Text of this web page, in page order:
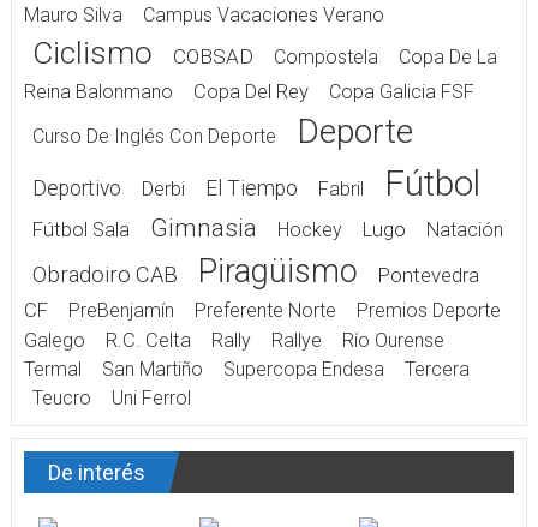
Mauro Silva
Campus Vacaciones Verano
Ciclismo COBSAD Compostela
Copa De La
Reina Balonmano
Copa Del Rey
Copa Galicia FSF
Curso De Inglés Con Deporte
Deporte
Deportivo Derbi El Tiempo Fabril Fútbol
Fútbol Sala Gimnasia Hockey Lugo Natación
Obradoiro CAB Piragüismo
Pontevedra
CF
PreBenjamín Preferente Norte
Premios Deporte
Galego
R.C. Celta Rally Rallye
Río Ourense
Termal
San Martiño Supercopa Endesa
Tercera
Teucro
Uni Ferrol
De interés